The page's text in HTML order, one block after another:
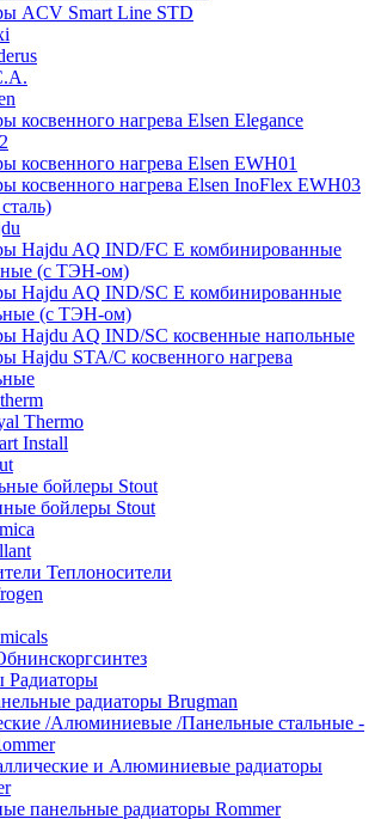
ACV Smart Line STD
косвенного нагрева Elsen Elegance
косвенного нагрева Elsen EWH01
косвенного нагрева Elsen InoFlex EWH03
Hajdu AQ IND/FC E комбинированные
(с ТЭН-ом)
Hajdu AQ IND/SC E комбинированные
(с ТЭН-ом)
Hajdu AQ IND/SC косвенные напольные
Hajdu STA/C косвенного нагрева
Thermo
Install
бойлеры Stout
бойлеры Stout
Теплоносители
Радиаторы
радиаторы Brugman
/Алюминиевые /Панельные стальные -
и Алюминиевые радиаторы
панельные радиаторы Rommer